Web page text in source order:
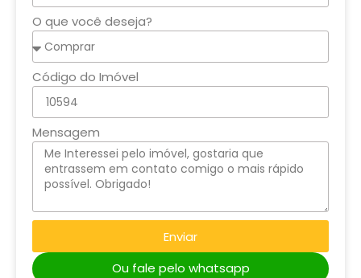
O que você deseja?
Código do Imóvel
Mensagem
Enviar
Ou fale pelo whatsapp